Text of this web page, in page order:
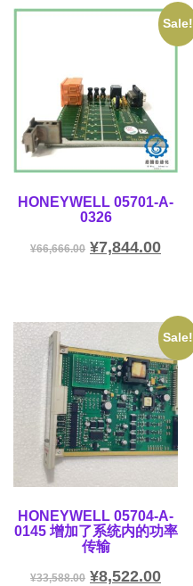
Sale!
HONEYWELL 05701-A-
0326
¥66,666.00 ¥7,844.00
Sale!
HONEYWELL 05704-A-
0145 增加了系统内的功率
传输
¥33,588.00 ¥8,522.00